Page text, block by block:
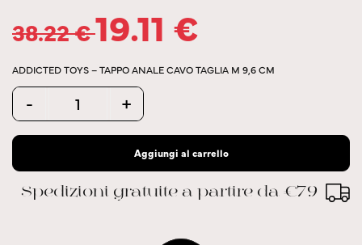
38.22€19.11 €
ADDICTED TOYS – TAPPO ANALE CAVO TAGLIA M 9,6 CM
Quantity
- +
Aggiungi al carrello
Spedizioni gratuite a partire da €79